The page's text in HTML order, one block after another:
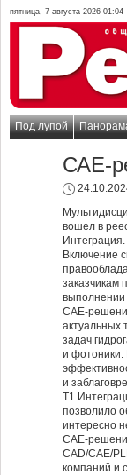
пятница, 7 августа 2026 01:04
Под лупой
САЕ-
вошел в
Интеграция.
Включение
заказчикам
выполнении
CAE-
актуальных
задач
и фотоники.
и
Т1
позволило
интересно
CAE-
CAD/CAE/
компаний и